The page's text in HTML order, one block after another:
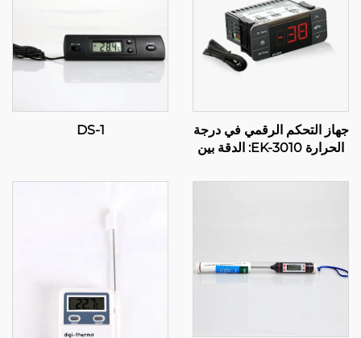
جهاز التحكم الرقمي في درجة
الحرارة EK-3010: الدقة بين
DS-1